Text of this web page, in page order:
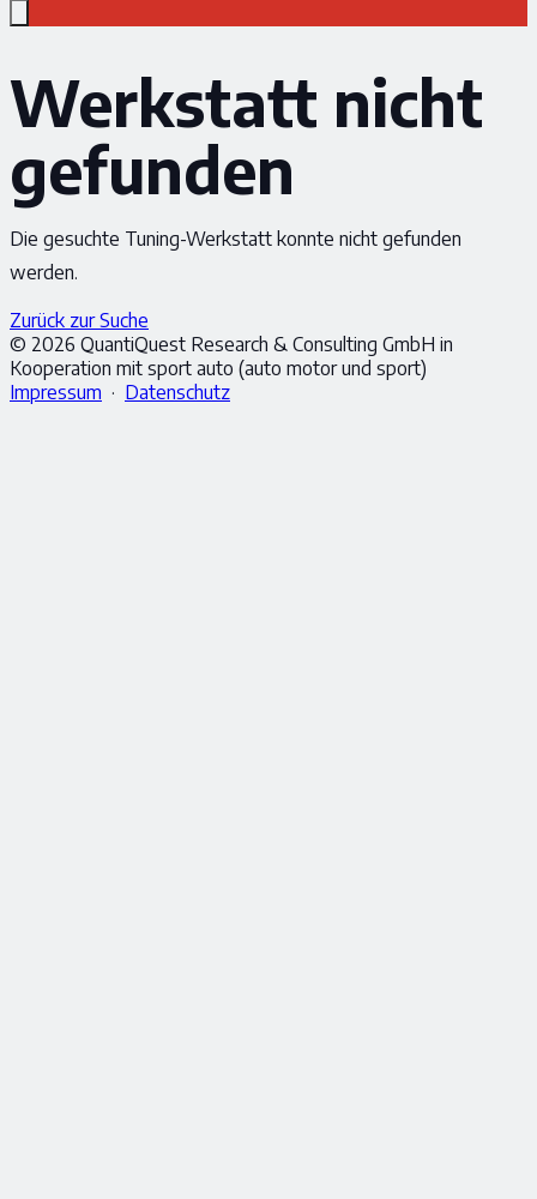
Werkstatt nicht
gefunden
Die gesuchte Tuning-Werkstatt konnte nicht gefunden
werden.
Zurück zur Suche
© 2026 QuantiQuest Research & Consulting GmbH in
Kooperation mit sport auto (auto motor und sport)
Impressum · Datenschutz